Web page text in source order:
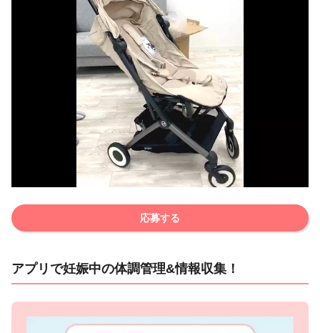
応募する
アプリで妊娠中の体調管理&情報収集！